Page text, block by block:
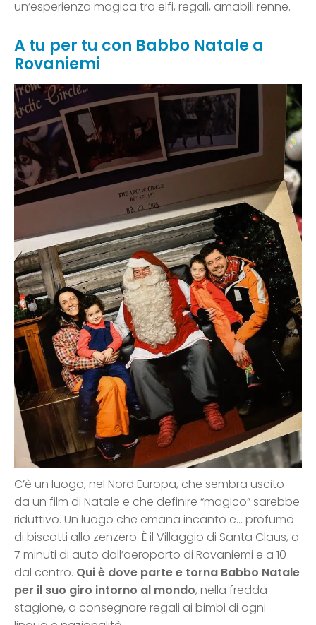
un’esperienza magica tra elfi, regali, amabili renne.
A tu per tu con Babbo Natale a
Rovaniemi
C’è un luogo, nel Nord Europa, che sembra uscito
da un film di Natale e che definire “magico” sarebbe
riduttivo. Un luogo che emana incanto e… profumo
di biscotti allo zenzero. È il Villaggio di Santa Claus, a
7 minuti di auto dall’aeroporto di Rovaniemi e a 10
dal centro. Qui è dove parte e torna Babbo Natale
per il suo giro intorno al mondo, nella fredda
stagione, a consegnare regali ai bimbi di ogni